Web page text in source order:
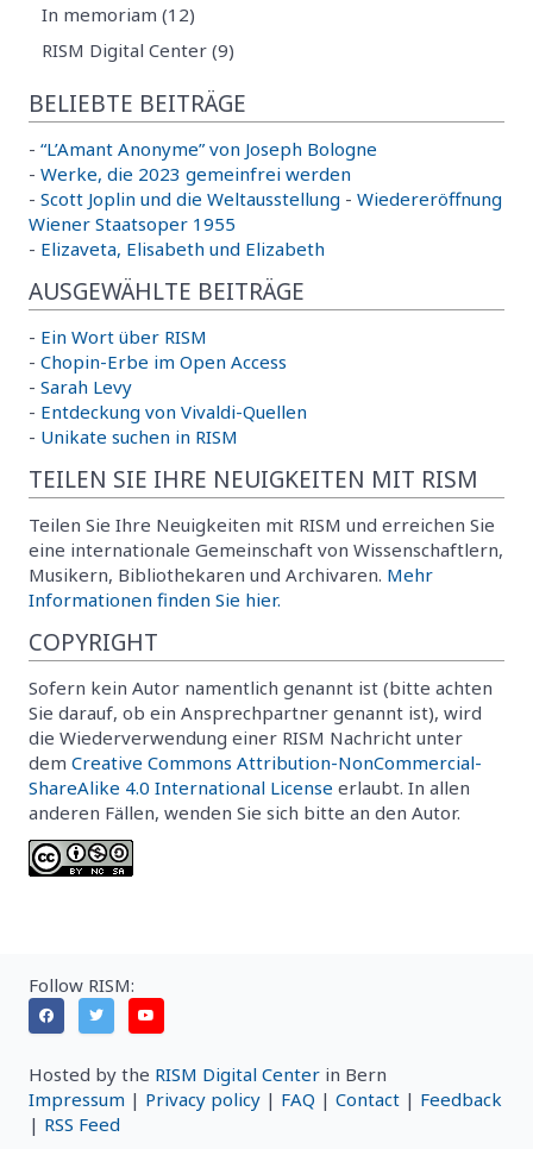
In memoriam (12)
RISM Digital Center (9)
BELIEBTE BEITRÄGE
- “L’Amant Anonyme” von Joseph Bologne
- Werke, die 2023 gemeinfrei werden
- Scott Joplin und die Weltausstellung - Wiedereröffnung
Wiener Staatsoper 1955
- Elizaveta, Elisabeth und Elizabeth
AUSGEWÄHLTE BEITRÄGE
- Ein Wort über RISM
- Chopin-Erbe im Open Access
- Sarah Levy
- Entdeckung von Vivaldi-Quellen
- Unikate suchen in RISM
TEILEN SIE IHRE NEUIGKEITEN MIT RISM
Teilen Sie Ihre Neuigkeiten mit RISM und erreichen Sie
eine internationale Gemeinschaft von Wissenschaftlern,
Musikern, Bibliothekaren und Archivaren. Mehr
Informationen finden Sie hier.
COPYRIGHT
Sofern kein Autor namentlich genannt ist (bitte achten
Sie darauf, ob ein Ansprechpartner genannt ist), wird
die Wiederverwendung einer RISM Nachricht unter
dem Creative Commons Attribution-NonCommercial-
ShareAlike 4.0 International License erlaubt. In allen
anderen Fällen, wenden Sie sich bitte an den Autor.
Follow RISM:
Hosted by the RISM Digital Center in Bern
Impressum | Privacy policy | FAQ | Contact | Feedback
| RSS Feed